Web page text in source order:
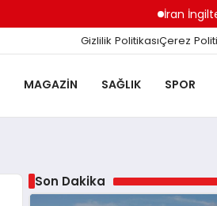
İran İngiltere’ye
Gizlilik PolitikasıÇerez
MAGAZIN SAĞLIK SPOR
Son Dakika